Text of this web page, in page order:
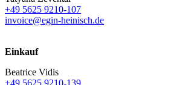
+49 5625 9210-107
invoice@egin-heinisch.de
Einkauf
Beatrice Vidis